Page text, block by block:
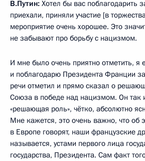
В.Путин: Хотел бы вас поблагодарить
приехали, приняли участие [в
мероприятие очень хорошее. Это
не забывают про борьбу с нацизмом.
И мне было очень приятно отметить,
и поблагодарю Президента Франции
речи отметил и прямо сказал о
Союза в победе над нацизмом. Он так
«решающая роль», чётко, абсолютно
Мне кажется, это очень важно, что об
в Европе говорят, наши французские
называется, устами первого лица
государства, Президента. Сам факт